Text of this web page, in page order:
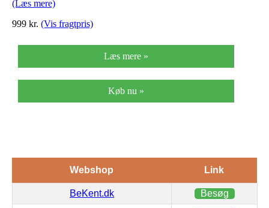
(Læs mere)
999 kr. (Vis fragtpris)
Læs mere »
Køb nu »
Webshop Link
BeKent.dk Besøg